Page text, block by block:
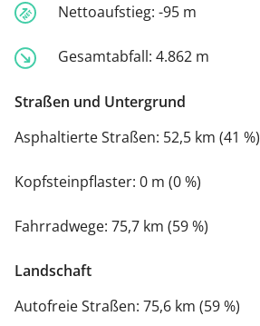
Nettoaufstieg: -95 m
Gesamtabfall: 4.862 m
Straßen und Untergrund
Asphaltierte Straßen: 52,5 km (41 %)
Kopfsteinpflaster: 0 m (0 %)
Fahrradwege: 75,7 km (59 %)
Landschaft
Autofreie Straßen: 75,6 km (59 %)